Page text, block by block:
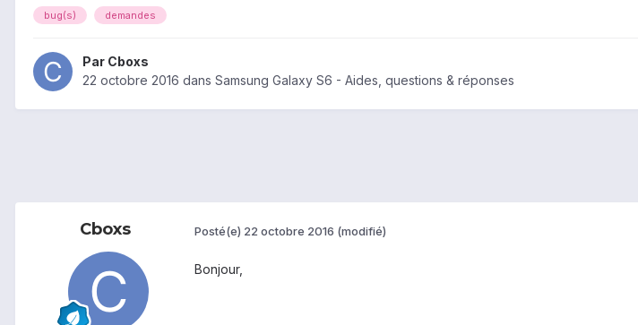
bug(s) demandes
Par Cboxs
22 octobre 2016 dans Samsung Galaxy S6 - Aides, questions & réponses
Cboxs Posté(e) 22 octobre 2016 (modifié)
Bonjour,